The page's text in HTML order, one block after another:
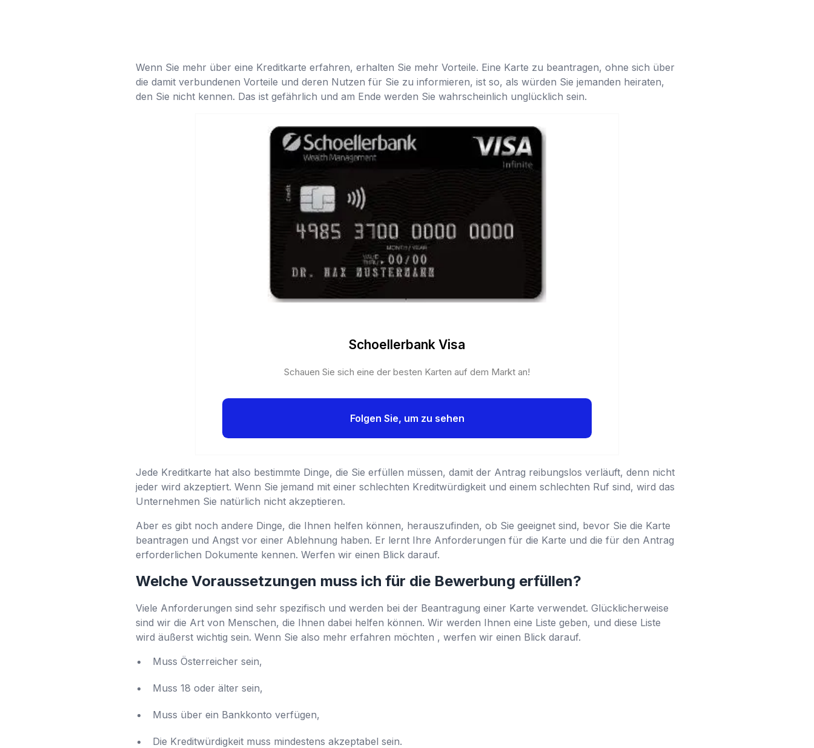
Wenn Sie mehr über eine Kreditkarte erfahren, erhalten Sie mehr Vorteile. Eine Karte zu beantragen, ohne sich über
die damit verbundenen Vorteile und deren Nutzen für Sie zu informieren, ist so, als würden Sie jemanden heiraten,
den Sie nicht kennen. Das ist gefährlich und am Ende werden Sie wahrscheinlich unglücklich sein.
Schoellerbank Visa
Schauen Sie sich eine der besten Karten auf dem Markt an!
Folgen Sie, um zu sehen
Jede Kreditkarte hat also bestimmte Dinge, die Sie erfüllen müssen, damit der Antrag reibungslos verläuft, denn nicht
jeder wird akzeptiert. Wenn Sie jemand mit einer schlechten Kreditwürdigkeit und einem schlechten Ruf sind, wird das
Unternehmen Sie natürlich nicht akzeptieren.
Aber es gibt noch andere Dinge, die Ihnen helfen können, herauszufinden, ob Sie geeignet sind, bevor Sie die Karte
beantragen und Angst vor einer Ablehnung haben. Er lernt Ihre Anforderungen für die Karte und die für den Antrag
erforderlichen Dokumente kennen. Werfen wir einen Blick darauf.
Welche Voraussetzungen muss ich für die Bewerbung erfüllen?
Viele Anforderungen sind sehr spezifisch und werden bei der Beantragung einer Karte verwendet. Glücklicherweise
sind wir die Art von Menschen, die Ihnen dabei helfen können. Wir werden Ihnen eine Liste geben, und diese Liste
wird äußerst wichtig sein. Wenn Sie also mehr erfahren möchten , werfen wir einen Blick darauf.
Muss Österreicher sein,
Muss 18 oder älter sein,
Muss über ein Bankkonto verfügen,
Die Kreditwürdigkeit muss mindestens akzeptabel sein.